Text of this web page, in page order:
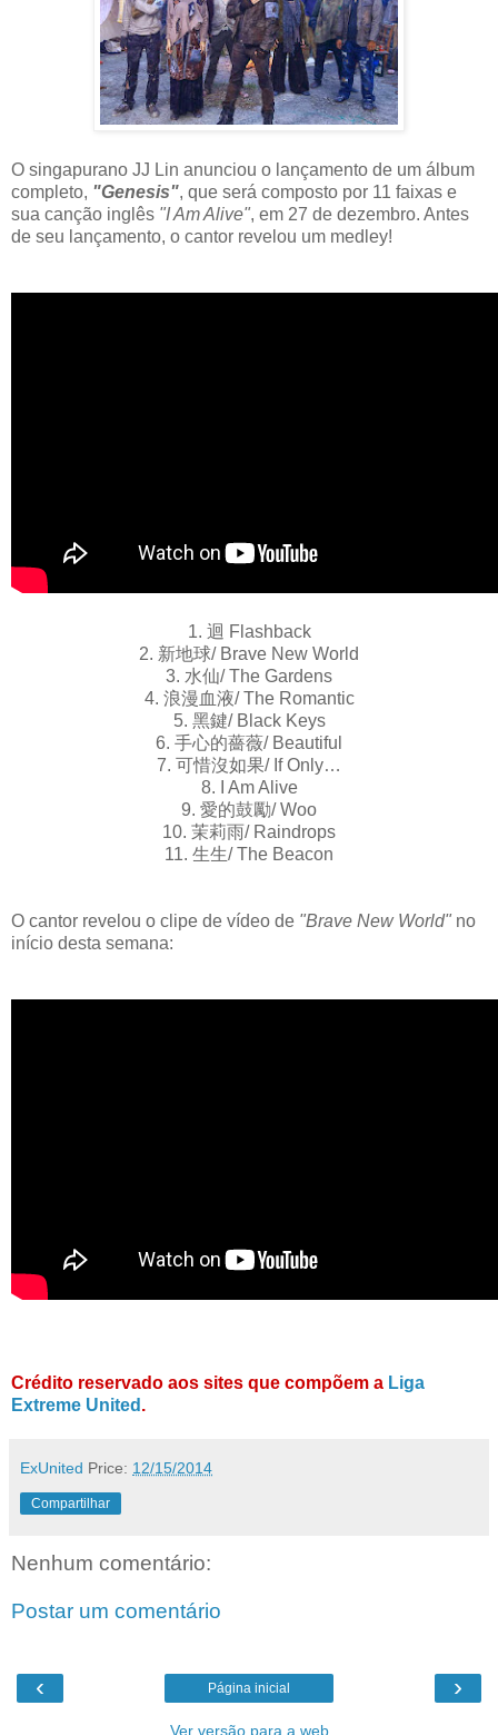
O singapurano JJ Lin anunciou o lançamento de um álbum
completo, "Genesis", que será composto por 11 faixas e
sua canção inglês "I Am Alive", em 27 de dezembro. Antes
de seu lançamento, o cantor revelou um medley!
1. 迴 Flashback
2. 新地球/ Brave New World
3. 水仙/ The Gardens
4. 浪漫血液/ The Romantic
5. 黑鍵/ Black Keys
6. 手心的薔薇/ Beautiful
7. 可惜沒如果/ If Only…
8. I Am Alive
9. 愛的鼓勵/ Woo
10. 茉莉雨/ Raindrops
11. 生生/ The Beacon
O cantor revelou o clipe de vídeo de "Brave New World" no
início desta semana:
Crédito reservado aos sites que compõem a Liga
Extreme United .
ExUnited Price: 12/15/2014
Compartilhar
Nenhum comentário:
Postar um comentário
‹ ›
Página inicial
Ver versão para a web